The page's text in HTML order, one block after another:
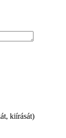
kiírását)